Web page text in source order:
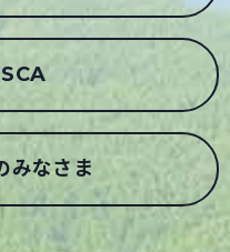
みなさま